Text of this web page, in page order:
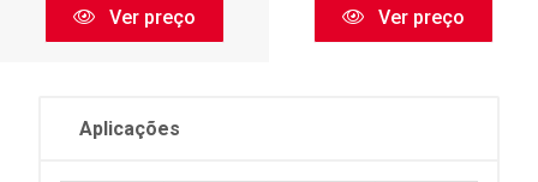
Ver preço Ver preço
Aplicações